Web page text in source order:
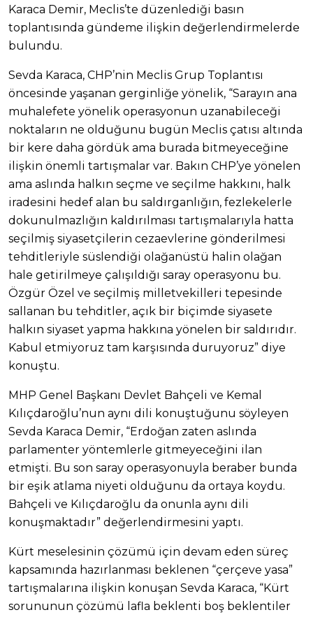
Karaca Demir, Meclis’te düzenlediği basın
toplantısında gündeme ilişkin değerlendirmelerde
bulundu.
Sevda Karaca, CHP’nin Meclis Grup Toplantısı
öncesinde yaşanan gerginliğe yönelik, “Sarayın ana
muhalefete yönelik operasyonun uzanabileceği
noktaların ne olduğunu bugün Meclis çatısı altında
bir kere daha gördük ama burada bitmeyeceğine
ilişkin önemli tartışmalar var. Bakın CHP’ye yönelen
ama aslında halkın seçme ve seçilme hakkını, halk
iradesini hedef alan bu saldırganlığın, fezlekelerle
dokunulmazlığın kaldırılması tartışmalarıyla hatta
seçilmiş siyasetçilerin cezaevlerine gönderilmesi
tehditleriyle süslendiği olağanüstü halin olağan
hale getirilmeye çalışıldığı saray operasyonu bu.
Özgür Özel ve seçilmiş milletvekilleri tepesinde
sallanan bu tehditler, açık bir biçimde siyasete
halkın siyaset yapma hakkına yönelen bir saldırıdır.
Kabul etmiyoruz tam karşısında duruyoruz” diye
konuştu.
MHP Genel Başkanı Devlet Bahçeli ve Kemal
Kılıçdaroğlu’nun aynı dili konuştuğunu söyleyen
Sevda Karaca Demir, “Erdoğan zaten aslında
parlamenter yöntemlerle gitmeyeceğini ilan
etmişti. Bu son saray operasyonuyla beraber bunda
bir eşik atlama niyeti olduğunu da ortaya koydu.
Bahçeli ve Kılıçdaroğlu da onunla aynı dili
konuşmaktadır” değerlendirmesini yaptı.
Kürt meselesinin çözümü için devam eden süreç
kapsamında hazırlanması beklenen “çerçeve yasa”
tartışmalarına ilişkin konuşan Sevda Karaca, “Kürt
sorununun çözümü lafla beklenti boş beklentiler